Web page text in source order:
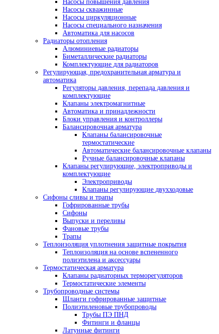
Насосы повышения давления
Насосы скважинные
Насосы циркуляционные
Насосы специального назначения
Автоматика для насосов
Радиаторы отопления
Алюминиевые радиаторы
Биметаллические радиаторы
Комплектующие для радиаторов
Регулирующая, предохранительная арматура и
автоматика
Регуляторы давления, перепада давления и
комплектующие
Клапаны электромагнитные
Автоматика и принадлежности
Блоки управления и контроллеры
Балансировочная арматура
Клапаны балансировочные
термостатические
Автоматические балансировочные клапаны
Ручные балансировочные клапаны
Клапаны регулирующие, электроприводы и
комплектующие
Электроприводы
Клапаны регулирующие двухходовые
Сифоны сливы и трапы
Гофрированные трубы
Сифоны
Выпуски и переливы
Фановые трубы
Трапы
Теплоизоляция уплотнения защитные покрытия
Теплоизоляция на основе вспененного
полиэтилена и аксессуары
Термостатическая арматура
Клапаны радиаторных терморегуляторов
Термостатические элементы
Трубопроводные системы
Шланги гофрированные защитные
Полиэтиленовые трубопроводы
Трубы ПЭ ПНД
Фитинги и фланцы
Латунные фитинги